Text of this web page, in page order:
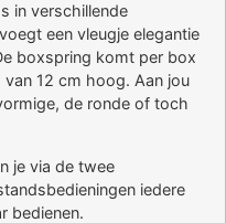
in verschillende
een vleugje elegantie
boxspring komt per box
12 cm hoog. Aan jou
de ronde of toch
je via de twee
iedere
bedienen.